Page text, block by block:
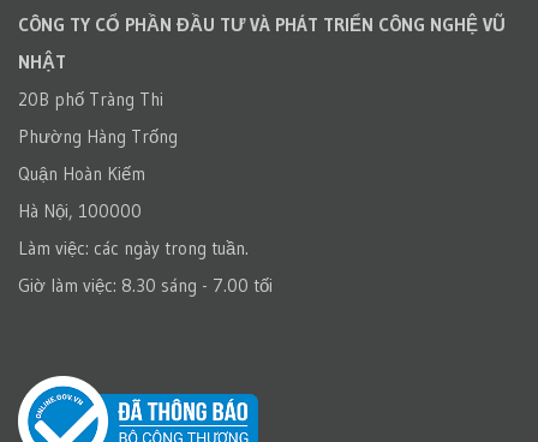
CÔNG TY CỔ PHẦN ĐẦU TƯ VÀ PHÁT TRIỂN CÔNG NGHỆ VŨ
NHẬT
20B phố Tràng Thi
Phường Hàng Trống
Quận Hoàn Kiếm
Hà Nội, 100000
Làm việc: các ngày trong tuần.
Giờ làm việc: 8.30 sáng - 7.00 tối